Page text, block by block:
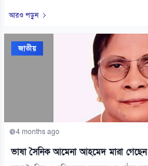
আরও পড়ুন
জাতীয়
4 months ago
ভাষা সৈনিক আমেনা আহমেদ মারা গেছেন